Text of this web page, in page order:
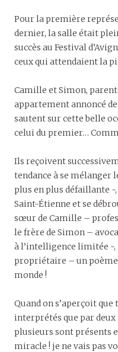
Pour la première
dernier, la salle était
succès au Festival
ceux qui attendaient la
Camille et Simon,
appartement annoncé
sautent sur cette belle
celui du premier…
Ils reçoivent
tendance à se mélanger
plus en plus défaillante -
Saint-Étienne et se
sœur de Camille –
le frère de Simon –
à l’intelligence limitée -,
propriétaire – un
monde !
Quand on s’aperçoit
interprétés que par
plusieurs sont présents
miracle ! je ne vais pas